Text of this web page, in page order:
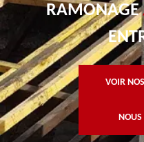
RAMONAGE
VOIR
NOUS